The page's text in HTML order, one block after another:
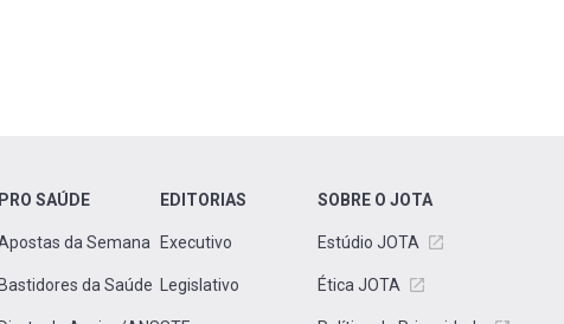
PRO SAÚDE
da Semana
Bastidores da Saúde
EDITORIAS
Executivo
Legislativo
SOBRE O JOTA
Estúdio JOTA
Ética JOTA